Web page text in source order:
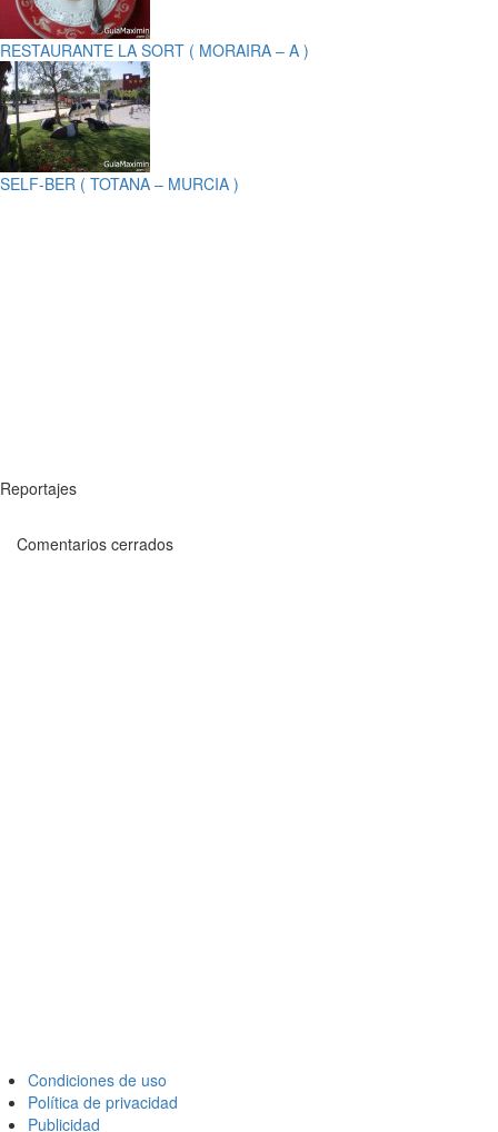
RESTAURANTE LA SORT ( MORAIRA – A )
SELF-BER ( TOTANA – MURCIA )
Reportajes
Comentarios cerrados
Condiciones de uso
Política de privacidad
Publicidad